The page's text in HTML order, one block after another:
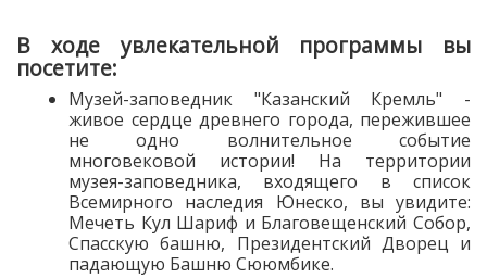
В ходе увлекательной программы вы
посетите:
Музей-заповедник "Казанский Кремль" -
живое сердце древнего города, пережившее
не одно волнительное событие
многовековой истории! На территории
музея-заповедника, входящего в список
Всемирного наследия Юнеско, вы увидите:
Мечеть Кул Шариф и Благовещенский Собор,
Спасскую башню, Президентский Дворец и
падающую Башню Сююмбике.